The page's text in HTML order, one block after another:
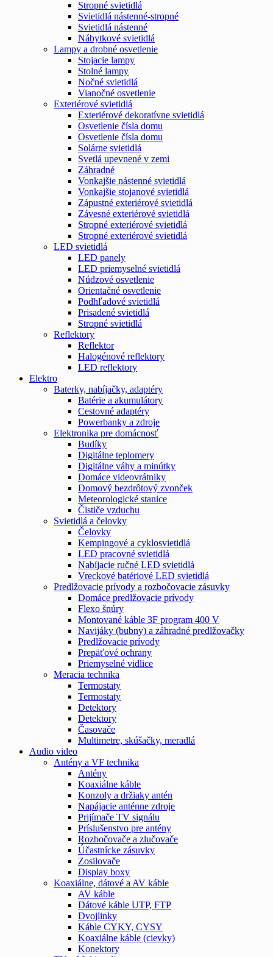
Stropné svietidlá
Svietidlá nástenné-stropné
Svietidlá nástenné
Nábytkové svietidlá
Lampy a drobné osvetlenie
Stojacie lampy
Stolné lampy
Nočné svietidlá
Vianočné osvetlenie
Exteriérové svietidlá
Exteriérové dekoratívne svietidlá
Osvetlenie čísla domu
Osvetlenie čísla domu
Solárne svietidlá
Svetlá upevnené v zemi
Záhradné
Vonkajšie nástenné svietidlá
Vonkajšie stojanové svietidlá
Zápustné exteriérové svietidlá
Závesné exteriérové svietidlá
Stropné exteriérové svietidlá
Stropné exteriérové svietidlá
LED svietidlá
LED panely
LED priemyselné svietidlá
Núdzové osvetlenie
Orientačné osvetlenie
Podhľadové svietidlá
Prisadené svietidlá
Stropné svietidlá
Reflektory
Reflektor
Halogénové reflektory
LED reflektory
Elektro
Baterky, nabíjačky, adaptéry
Batérie a akumulátory
Cestovné adaptéry
Powerbanky a zdroje
Elektronika pre domácnosť
Budíky
Digitálne teplomery
Digitálne váhy a minútky
Domáce videovrátniky
Domový bezdrôtový zvonček
Meteorologické stanice
Čističe vzduchu
Svietidlá a čelovky
Čelovky
Kempingové a cyklosvietidlá
LED pracovné svietidlá
Nabíjacie ručné LED svietidlá
Vreckové batériové LED svietidlá
Predlžovacie prívody a rozbočovacie zásuvky
Domáce predlžovacie prívody
Flexo šnúry
Montované káble 3F program 400 V
Navijáky (bubny) a záhradné predlžovačky
Predlžovacie prívody
Prepäťové ochrany
Priemyselné vidlice
Meracia technika
Termostaty
Termostaty
Detektory
Detektory
Časovače
Multimetre, skúšačky, meradlá
Audio video
Antény a VF technika
Antény
Koaxiálne káble
Konzoly a držiaky antén
Napájacie anténne zdroje
Prijímače TV signálu
Príslušenstvo pre antény
Rozbočovače a zlučovače
Účastnícke zásuvky
Zosilovače
Display boxy
Koaxiálne, dátové a AV káble
AV káble
Dátové káble UTP, FTP
Dvojlinky
Káble CYKY, CYSY
Koaxiálne káble (cievky)
Konektory